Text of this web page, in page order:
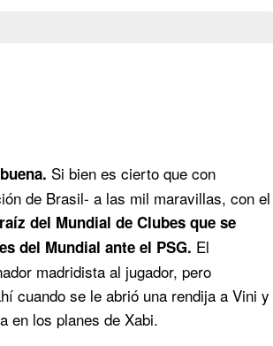
Si bien es cierto que con
de Brasil- a las mil maravillas, con el
del Mundial de Clubes que se
del Mundial ante el PSG. El
madridista al jugador, pero
cuando se le abrió una rendija a Vini y
en los planes de Xabi.